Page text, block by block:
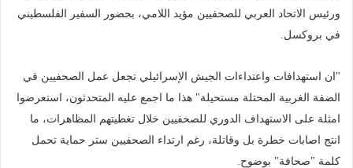
ورئيس الاتحاد العربي للصحفيين مؤيد اللامي، بحضور السفير الفلسطيني
في بروكسل.
"ان استهدافات واعتداءات الجيش الإسرائيلي تجعل عمل الصحفيين في
الضفة الغربية المحتلة مستحيلة" هذا ما اجمع عليه المتحدثون، استعرضوا
امثلة على الاستهداف الدوري للصحفيين خلال تغطيتهم المظاهرات، ما
انتج اصابات خطرة بل وقاتلة، رغم ارتداء الصحفيين ستر حماية تحمل
كلمة "صحافة" بوضوح.